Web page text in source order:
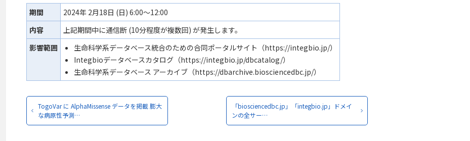
期間
2024年 2月18日 (日) 6:00～12:00
内容
上記期間中に通信断 (10分程度が複数回) が発生します。
影響範囲
生命科学系データベース統合のための合同ポータルサイト（https://integbio.jp/）
Integbioデータベースカタログ（https://integbio.jp/dbcatalog/）
生命科学系データベース アーカイブ（https://dbarchive.biosciencedbc.jp/）
TogoVar に AlphaMissense データを掲載 膨大
な病原性予測…
「biosciencedbc.jp」「integbio.jp」ドメイ
ンの全サー…